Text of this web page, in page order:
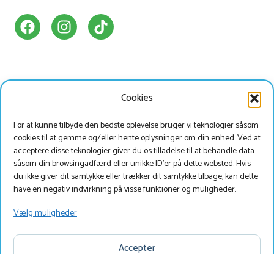
Cookies
For at kunne tilbyde den bedste oplevelse bruger vi teknologier såsom
cookies til at gemme og/eller hente oplysninger om din enhed. Ved at
acceptere disse teknologier giver du os tilladelse til at behandle data
såsom din browsingadfærd eller unikke ID'er på dette websted. Hvis
du ikke giver dit samtykke eller trækker dit samtykke tilbage, kan dette
have en negativ indvirkning på visse funktioner og muligheder.
Vælg muligheder
Accepter
Vores hotel
Bungalow
Tårnværelse
Nyttig information
Omgivelser
Kontakt
Søg og book
Copyright © Havezate Marveld